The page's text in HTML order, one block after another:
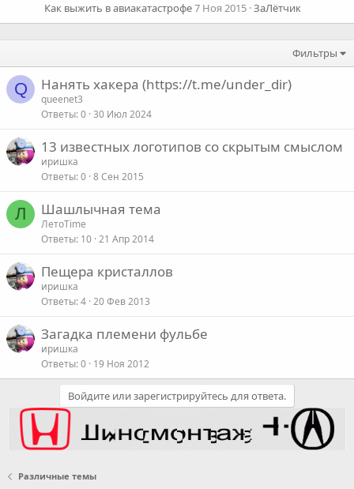
Как выжить в авиакатастрофе7 Ноя 2015 ЗаЛётчик
Фильтры
Q Нанять хакера (https://t.me/under_dir)
queenet3
Ответы 0 30 Июл 2024
13 известных логотипов со скрытым смыслом
иришка
Ответы 0 8 Сен 2015
Л Шашлычная тема
ЛетоTime
Ответы 10 21 Апр 2014
Пещера кристаллов
иришка
Ответы 4 20 Фев 2013
Загадка племени фульбе
иришка
Ответы 0 19 Ноя 2012
Войдите или зарегистрируйтесь для ответа.
Различные темы